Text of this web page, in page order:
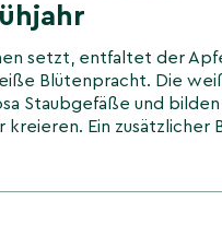
setzt, entfaltet der
Blütenpracht. Die
Staubgefäße und
Ein zusätzlicher
der den Frühlingsgarten